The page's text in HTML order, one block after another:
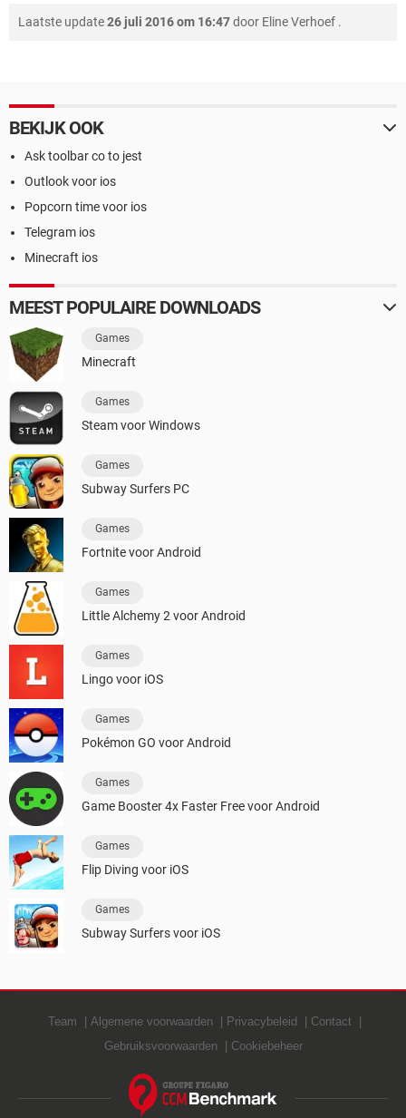
Laatste update26 juli 2016 om 16:47door Eline Verhoef .
BEKIJK OOK
Ask toolbar co to jest
Outlook voor ios
Popcorn time voor ios
Telegram ios
Minecraft ios
MEEST POPULAIRE DOWNLOADS
Games
Minecraft
Games
Steam voor Windows
Games
Subway Surfers PC
Games
Fortnite voor Android
Games
Little Alchemy 2 voor Android
Games
Lingo voor iOS
Games
Pokémon GO voor Android
Games
Game Booster 4x Faster Free voor Android
Games
Flip Diving voor iOS
Games
Subway Surfers voor iOS
Team Algemene voorwaarden Privacybeleid
Contact
Gebruiksvoorwaarden
Cookiebeheer